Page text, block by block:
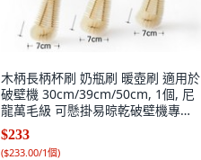
木柄長柄杯刷 奶瓶刷 暖壺刷 適用於
破壁機 30cm/39cm/50cm, 1個, 尼
龍萬毛級 可懸掛易晾乾破壁機專用,
常規毛刷：只能刷水杯易掉毛, 常規
毛刷
$233
($233.00/1個)